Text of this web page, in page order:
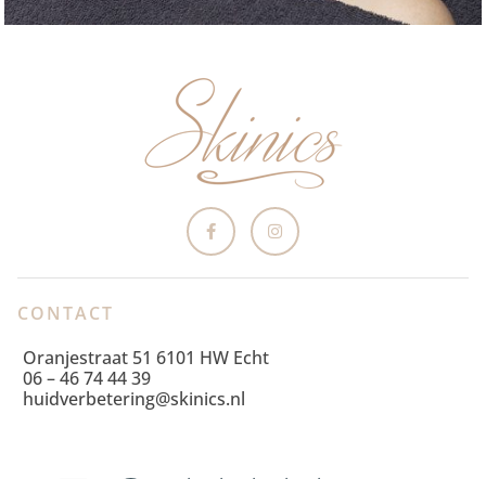
CONTACT
Oranjestraat 51 6101 HW Echt
06 – 46 74 44 39
huidverbetering@skinics.nl